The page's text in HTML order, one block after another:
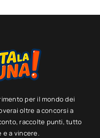
per il mondo dei
oltre a concorsi a
raccolte punti, tutto
e a vincere.